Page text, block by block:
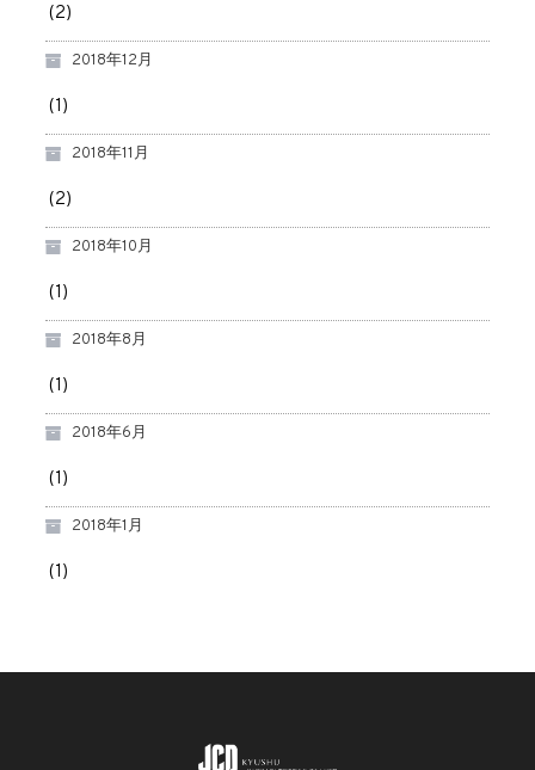
(2)
2018年12月
(1)
2018年11月
(2)
2018年10月
(1)
2018年8月
(1)
2018年6月
(1)
2018年1月
(1)